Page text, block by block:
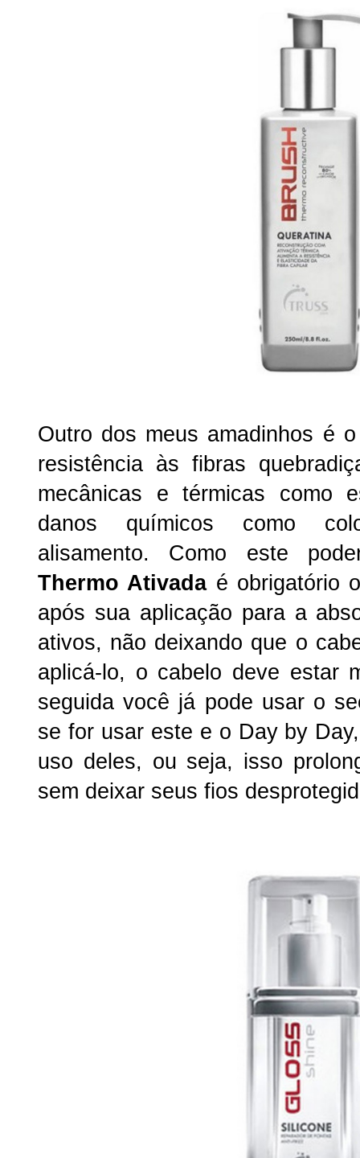
Outro dos meus amadinhos é
resistência às fibras
mecânicas e térmicas como
danos químicos como
alisamento. Como este
Thermo Ativada é obrigatório
após sua aplicação para a
ativos, não deixando que o
aplicá-lo, o cabelo deve estar
seguida você já pode usar o
se for usar este e o Day by
uso deles, ou seja, isso
sem deixar seus fios